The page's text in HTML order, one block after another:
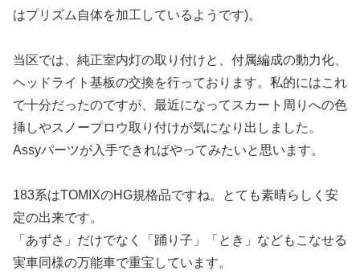
はプリズム自体を加工しているようです)。
当区では、純正室内灯の取り付けと、付属編成の動力化、
ヘッドライト基板の交換を行っております。私的にはこれ
で十分だったのですが、最近になってスカート周りへの色
挿しやスノープロウ取り付けが気になり出しました。
Assyパーツが入手できればやってみたいと思います。
183系はTOMIXのHG規格品ですね。とても素晴らしく安
定の出来です。
「あずさ」だけでなく「踊り子」「とき」などもこなせる
実車同様の万能車で重宝しています。